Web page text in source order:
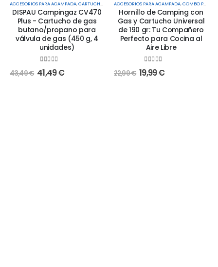
ACCESORIOS PARA ACAMPADA,CARTUCHOS DE GAS
DISPAU Campingaz CV470
Plus - Cartucho de gas
butano/propano para
válvula de gas (450 g, 4
unidades)
0out of 5
43,49€ 41,49€
ACCESORIOS PARA ACAMPADA,COMBO PACKS
Hornillo de Camping con
Gas y Cartucho Universal
de 190 gr: Tu Compañero
Perfecto para Cocina al
Aire Libre
0 out of 5
22,99€ 19,99€